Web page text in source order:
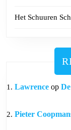
Het Schuuren
Lawrence op
Pieter